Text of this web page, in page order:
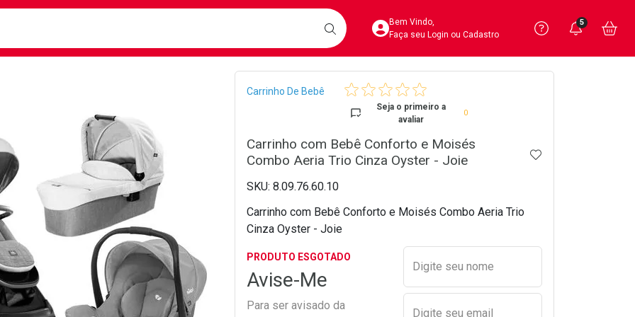
BUSCARAcesse sua Conta
Bem Vindo,
Faça seu Login ou Cadastro
Precisa
Ver Recursos
Você
5
Breadcrumb
Carrinho De Bebê
Seja o primeiro a
avaliar
0
Carrinho com Bebê Conforto e Moisés
Combo Aeria Trio Cinza Oyster - Joie
ADICIONAR AOS
8.09.76.60.10
Carrinho com Bebê Conforto e Moisés Combo Aeria Trio
Cinza Oyster - Joie
PRODUTO ESGOTADO
Avise-Me
Para ser avisado da
Preencher nome e email
Digite seu nome
Digite seu email